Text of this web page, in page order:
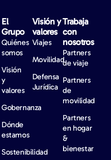
El
Grupo
Quiénes
somos
Visión
y
valores
Gobernanza
Dónde
estamos
Sostenibilidad
Visión y
valores
Viajes
Movilidad
Defensa
Jurídica
Trabaja
con
nosotros
Partners
de viaje
Partners
de
movilidad
Partners
en hogar
&
bienestar